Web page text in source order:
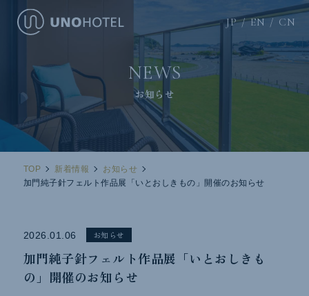
JP EN CN
NEWS
お知らせ
TOP 新着情報
お知らせ
加門純子針フェルト作品展「いとおしきもの」開催のお知らせ
2026.01.06 お知らせ
加門純子針フェルト作品展「いとおしきも
の」開催のお知らせ